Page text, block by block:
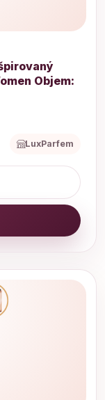
Objem:
LuxParfem